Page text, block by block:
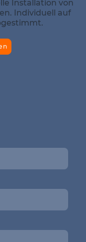
Installation von
Individuell auf